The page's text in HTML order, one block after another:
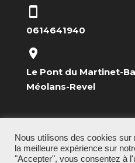
stay_current_portrait
0614641940
location_on
Le Pont du Martinet-
Méolans-Revel
Nous utilisons des cookies
la meilleure expérience sur
"Accepter", vous consentez à